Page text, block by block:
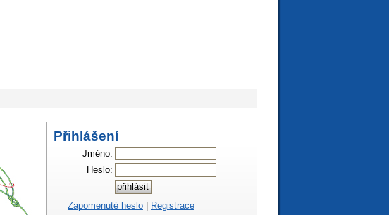
Přihlášení
Jméno:
Heslo:
Zapomenuté heslo | Registrace